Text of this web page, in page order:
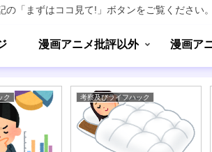
の「まずはココ見て!」ボタンをご覧ください。
漫画アニメ批評以外 漫画ア
ク 考察及びライフハック